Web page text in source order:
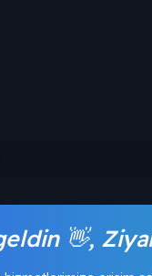
👋,